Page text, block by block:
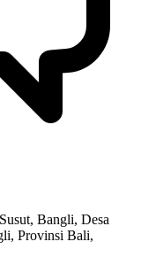
Bangli, Desa
Provinsi Bali,